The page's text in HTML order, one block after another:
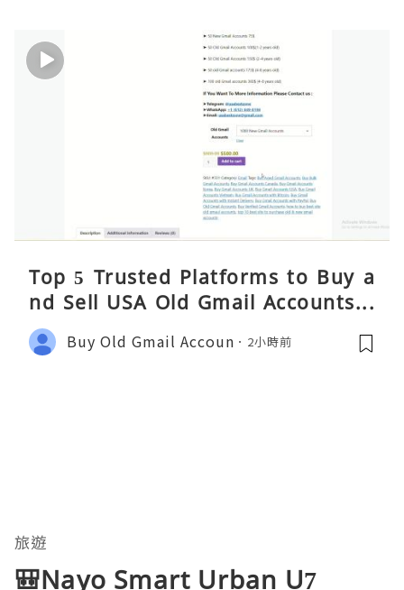
Top 5 Trusted Platforms to Buy a
nd Sell USA Old Gmail Accounts S
afely 2026
Buy Old Gmail Accoun 2小時前
旅遊
🎒Nayo Smart Urban U7